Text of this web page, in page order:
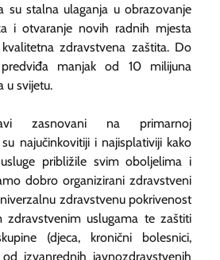
su stalna ulaganja u obrazovanje
i otvaranje novih radnih mjesta
zdravstvena zaštita. Do
manjak od 10 milijuna
u svijetu.
zasnovani na primarnoj
najučinkovitiji i najisplativiji kako
približile svim oboljelima i
dobro organizirani zdravstveni
zdravstvenu pokrivenost
zdravstvenim uslugama te zaštiti
(djeca, kronični bolesnici,
izvanrednih javnozdravstvenih